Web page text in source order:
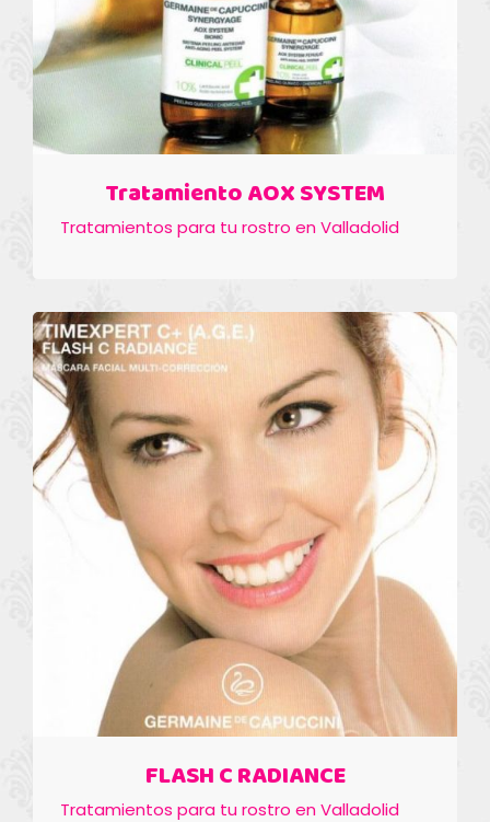
Tratamiento AOX SYSTEM
Tratamientos para tu rostro en Valladolid
FLASH C RADIANCE
Tratamientos para tu rostro en Valladolid